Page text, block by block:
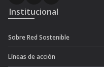
Institucional
Sobre Red Sostenible
Líneas de acción